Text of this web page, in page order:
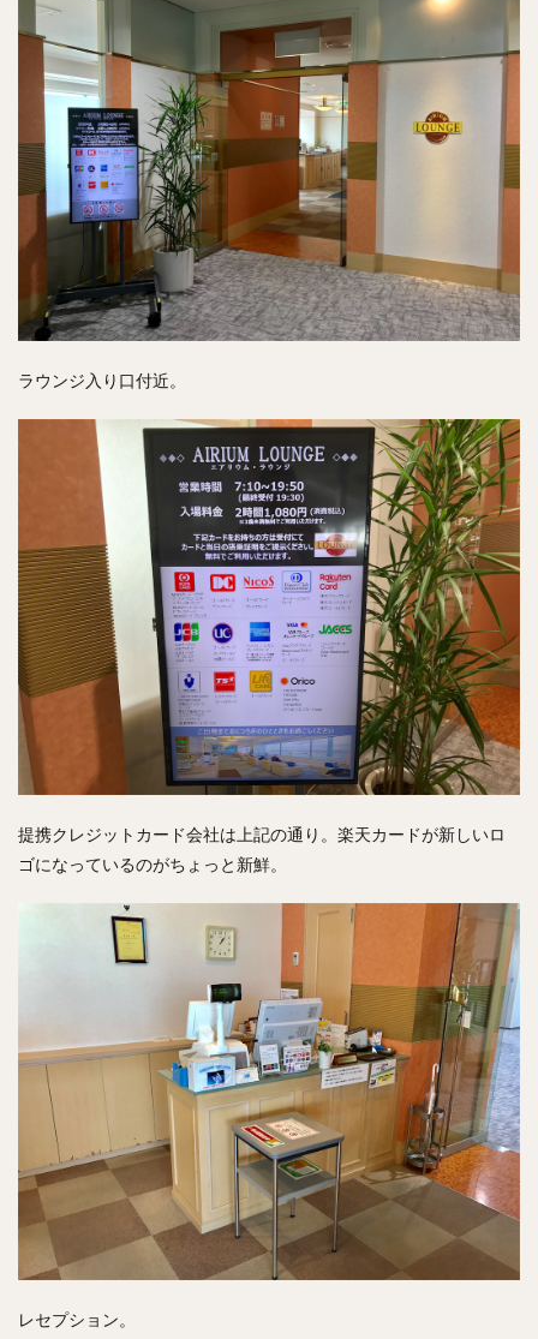
ラウンジ入り口付近。
提携クレジットカード会社は上記の通り。楽天カードが新しいロ
ゴになっているのがちょっと新鮮。
レセプション。